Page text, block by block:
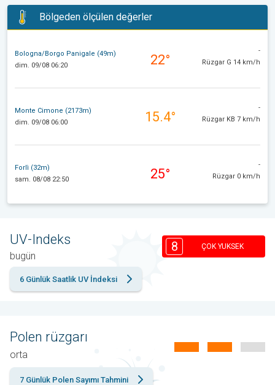
Bölgeden ölçülen değerler
Bologna/Borgo Panigale (49m)
dim. 09/08 06:20
22°
-
Rüzgar G 14 km/h
Monte Cimone (2173m)
dim. 09/08 06:00
15.4°
-
Rüzgar KB 7 km/h
Forlì (32m)
sam. 08/08 22:50
25°
-
Rüzgar 0 km/h
UV-Indeks
bugün
8 ÇOK YUKSEK
6 Günlük Saatlik UV İndeksi
Polen rüzgarı
orta
7 Günlük Polen Sayımı Tahmini